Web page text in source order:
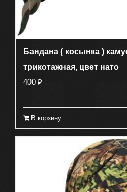
Бандана ( косынка )
трикотажная, цвет нато
400 ₽
В корзину